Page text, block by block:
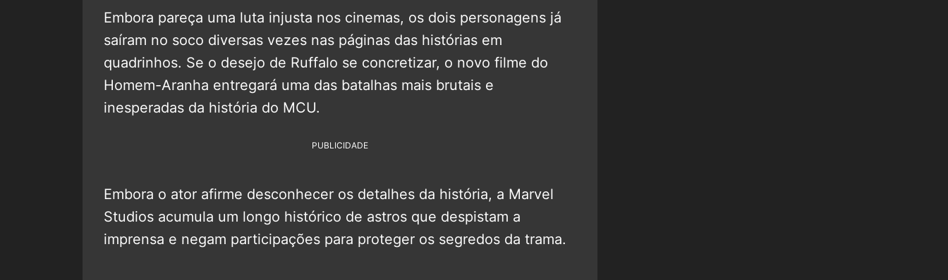
Embora pareça uma luta injusta nos cinemas, os dois personagens já
saíram no soco diversas vezes nas páginas das histórias em
quadrinhos. Se o desejo de Ruffalo se concretizar, o novo filme do
Homem-Aranha entregará uma das batalhas mais brutais e
inesperadas da história do MCU.
PUBLICIDADE
Embora o ator afirme desconhecer os detalhes da história, a Marvel
Studios acumula um longo histórico de astros que despistam a
imprensa e negam participações para proteger os segredos da trama.